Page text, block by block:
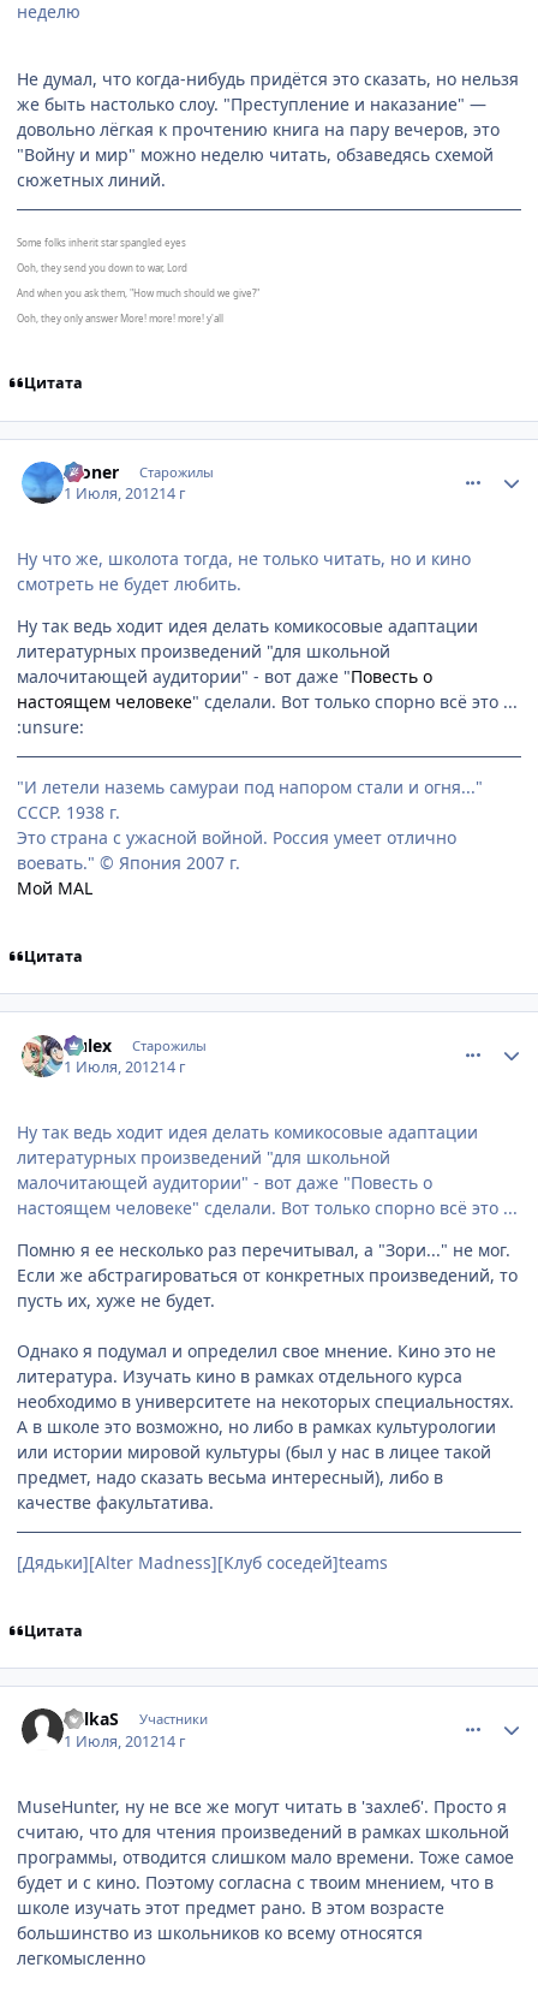
неделю
Не думал, что когда-нибудь придётся это сказать, но нельзя
же быть настолько слоу. "Преступление и наказание" —
довольно лёгкая к прочтению книга на пару вечеров, это
"Войну и мир" можно неделю читать, обзаведясь схемой
сюжетных линий.
Some folks inherit star spangled eyes
Ooh, they send you down to war, Lord
And when you ask them, "How much should we give?"
Ooh, they only answer More! more! more! y'all
Цитата
Aloner Старожилы
1 Июля, 201214 г
Ну что же, школота тогда, не только читать, но и кино
смотреть не будет любить.
Ну так ведь ходит идея делать комикосовые адаптации
литературных произведений "для школьной
малочитающей аудитории" - вот даже "Повесть о
настоящем человеке" сделали. Вот только спорно всё это ...
:unsure:
"И летели наземь самураи под напором стали и огня..."
СССР. 1938 г.
Это страна с ужасной войной. Россия умеет отлично
воевать." © Япония 2007 г.
Мой MAL
Цитата
Nulex Старожилы
1 Июля, 201214 г
Ну так ведь ходит идея делать комикосовые адаптации
литературных произведений "для школьной
малочитающей аудитории" - вот даже "Повесть о
настоящем человеке" сделали. Вот только спорно всё это ...
Помню я ее несколько раз перечитывал, а "Зори..." не мог.
Если же абстрагироваться от конкретных произведений, то
пусть их, хуже не будет.
Однако я подумал и определил свое мнение. Кино это не
литература. Изучать кино в рамках отдельного курса
необходимо в университете на некоторых специальностях.
А в школе это возможно, но либо в рамках культурологии
или истории мировой культуры (был у нас в лицее такой
предмет, надо сказать весьма интересный), либо в
качестве факультатива.
[Дядьки][Alter Madness][Клуб соседей]teams
Цитата
BelkaS Участники
1 Июля, 201214 г
MuseHunter, ну не все же могут читать в 'захлеб'. Просто я
считаю, что для чтения произведений в рамках школьной
программы, отводится слишком мало времени. Тоже самое
будет и с кино. Поэтому согласна с твоим мнением, что в
школе изучать этот предмет рано. В этом возрасте
большинство из школьников ко всему относятся
легкомысленно